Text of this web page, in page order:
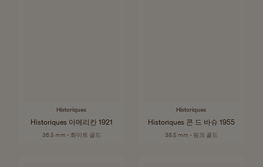
Historiques
Historiques 아메리칸 1921
36.5 mm - 화이트 골드
Historiques
Historiques 콘 드 바슈 1955
38.5 mm - 핑크 골드